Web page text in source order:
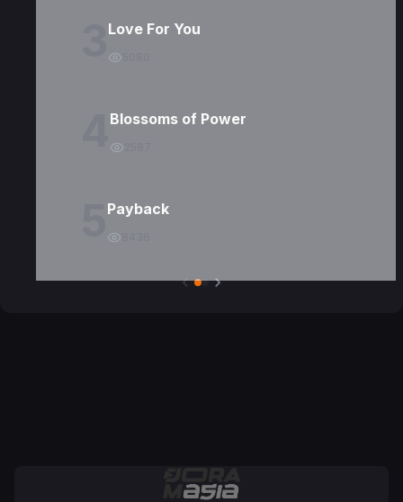
Love For You
Blossoms of Power
Payback